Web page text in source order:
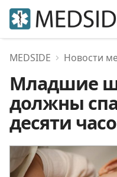
MEDSIDE Новости
Младшие
должны
десяти